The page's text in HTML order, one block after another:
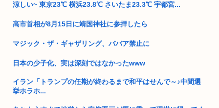
涼しい~ 東京23℃ 横浜23.8℃ さいたま23.3℃ 宇都宮...
高市首相が8月15日に靖国神社に参拝したら
マジック・ザ・ギャザリング、ババア禁止に
日本の少子化、実は深刻ではなかったwww
イラン「トランプの任期が終わるまで和平はせんで～♪中間選
挙ホラホ...